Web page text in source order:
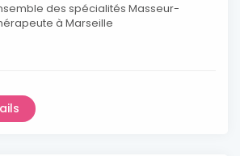
des spécialités Masseur-
à Marseille